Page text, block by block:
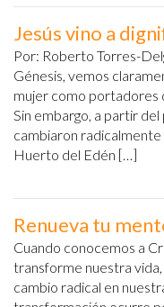
Jesús vino a
Por: Roberto Torres-
Génesis, vemos
mujer como portadores
Sin embargo, a partir del
cambiaron
Huerto del Edén […]
Renueva tu
Cuando conocemos a
transforme nuestra
cambio radical en